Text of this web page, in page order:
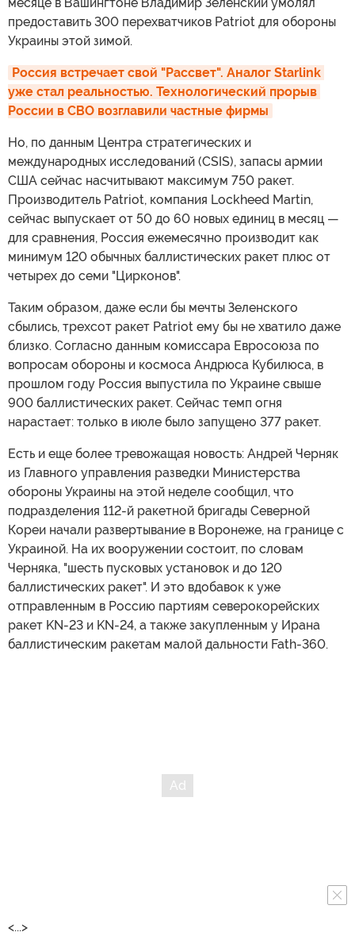
месяце в Вашингтоне Владимир Зеленский умолял
предоставить 300 перехватчиков Patriot для обороны
Украины этой зимой.
Россия встречает свой "Рассвет". Аналог Starlink
уже стал реальностью. Технологический прорыв
России в СВО возглавили частные фирмы
Но, по данным Центра стратегических и
международных исследований (CSIS), запасы армии
США сейчас насчитывают максимум 750 ракет.
Производитель Patriot, компания Lockheed Martin,
сейчас выпускает от 50 до 60 новых единиц в месяц —
для сравнения, Россия ежемесячно производит как
минимум 120 обычных баллистических ракет плюс от
четырех до семи "Цирконов".
Таким образом, даже если бы мечты Зеленского
сбылись, трехсот ракет Patriot ему бы не хватило даже
близко. Согласно данным комиссара Евросоюза по
вопросам обороны и космоса Андрюса Кубилюса, в
прошлом году Россия выпустила по Украине свыше
900 баллистических ракет. Сейчас темп огня
нарастает: только в июле было запущено 377 ракет.
Есть и еще более тревожащая новость: Андрей Черняк
из Главного управления разведки Министерства
обороны Украины на этой неделе сообщил, что
подразделения 112-й ракетной бригады Северной
Кореи начали развертывание в Воронеже, на границе с
Украиной. На их вооружении состоит, по словам
Черняка, "шесть пусковых установок и до 120
баллистических ракет". И это вдобавок к уже
отправленным в Россию партиям северокорейских
ракет KN-23 и KN-24, а также закупленным у Ирана
баллистическим ракетам малой дальности Fath-360.
<...>